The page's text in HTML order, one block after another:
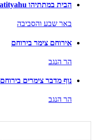
הבית במתתיהו HabaitBe Matityahu
באר שבע והסביבה
אירוחם צימר בירוחם
הר הנגב
נוף מדבר צימרים בירוחם
הר הנגב